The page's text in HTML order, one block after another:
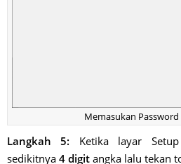
Memasukan
Langkah 5: Ketika layar
sedikitnya 4 digit angka lalu tekan